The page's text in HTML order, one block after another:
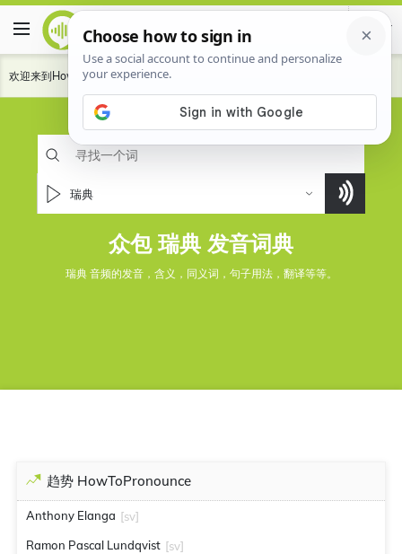
欢迎来到HowToPronounce词典。
瑞典
众包 瑞典 发音词典
瑞典 音频的发音，含义，同义词，句子用法，翻译等等。
趋势 HowToPronounce
Anthony Elanga [sv]
Ramon Pascal Lundqvist [sv]